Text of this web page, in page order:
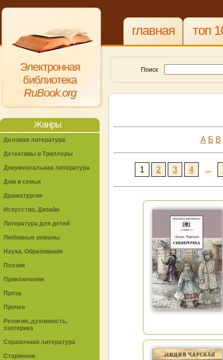
Электронная
библиотека
RuBook.org
главная топ
Поиск
А Б В
1 2 3 4 ...
Жанры
Деловая литература
Детективы и Триллеры
Документальная литература
Дом и семья
Драматургия
Искусство, Дизайн
Литература для детей
Любовные романы
Наука, Образование
Поэзия
Приключения
Проза
Прочее
Религия, духовность,
эзотерика
Справочная литература
Старинное